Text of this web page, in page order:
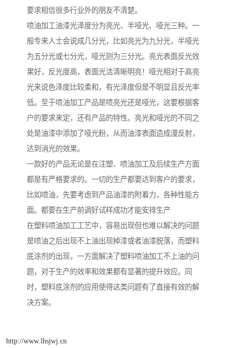
要求相信很多行业外的朋友不清楚。
喷油加工油漆光泽度分为亮光、半哑光、哑光三种。一
般专来人士会说成几分光，比如亮光为九分光，半哑光
为五分光或七分光，哑光则为三分光。亮光表面反光效
果好，反光度高，表面光洁清晰明亮！哑光相对于高亮
光来说色泽度比较柔和，有光泽度但是不明显且反光率
低。至于喷油加工产品是喷亮光还是哑光，这要根据客
户的要求来定，还有产品的特性。亮光和哑光的不同之
处是油漆中添加了哑光粉，从而油漆表面造成漫反射，
达到消光的效果。
一款好的产品无论是在注塑、喷油加工及后续生产方面
都是有严格要求的。一切的生产都要达到客户的要求，
比如喷油，先要考虑到产品油漆的附着力，各种性能方
面。都要在生产前调好试样成功才能安排生产
在塑料喷油加工工艺中，容易出现但也难以解决的问题
是喷油之后出现不上油出现掉漆或者油漆脱落，而塑料
底涂剂的出现，一方面解决了塑料喷油加工不上油的问
题，对于生产的效率和效果都有显著的提升效应。同
时，塑料底涂剂的应用使得这类问题有了直接有效的解
决方案。
http://www.lhsjwj.cn